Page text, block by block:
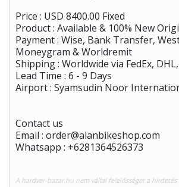
Price : USD 8400.00 Fixed
Product : Available & 100% New
Payment : Wise, Bank Transfer,
Moneygram & Worldremit
Shipping : Worldwide via FedEx,
Lead Time : 6 - 9 Days
Airport : Syamsudin Noor
Contact us
Email : order@alanbikeshop.com
Whatsapp : +6281364526373
A hardver-bazar.hu nem vállal felelősséget a